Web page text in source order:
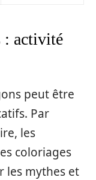
: activité
peut être
Par
les
coloriages
les mythes et